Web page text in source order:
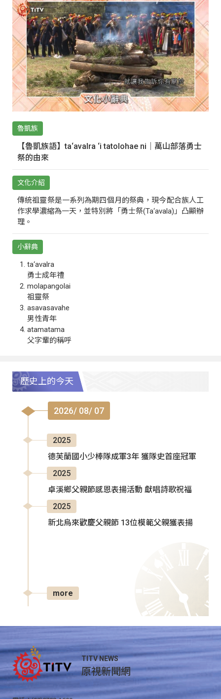
魯凱族
【魯凱族語】ta‘avalra ‘i tatolohae ni｜萬山部落勇士
祭的由來
文化介紹
傳統祖靈祭是一系列為期四個月的祭典，現今配合族人工
作求學濃縮為一天，並特別將「勇士祭(Ta‘avala)」凸顯辦
理。
小辭典
ta‘avalra
勇士成年禮
molapangolai
祖靈祭
asavasavahe
男性青年
atamatama
父字輩的稱呼
歷史上的今天
2026/ 08/ 07
2025
德芙蘭國小少棒隊成軍3年 獲隊史首座冠軍
2025
卓溪鄉父親節感恩表揚活動 獻唱詩歌祝福
2025
新北烏來歡慶父親節 13位模範父親獲表揚
more
TITV NEWS
原視新聞網